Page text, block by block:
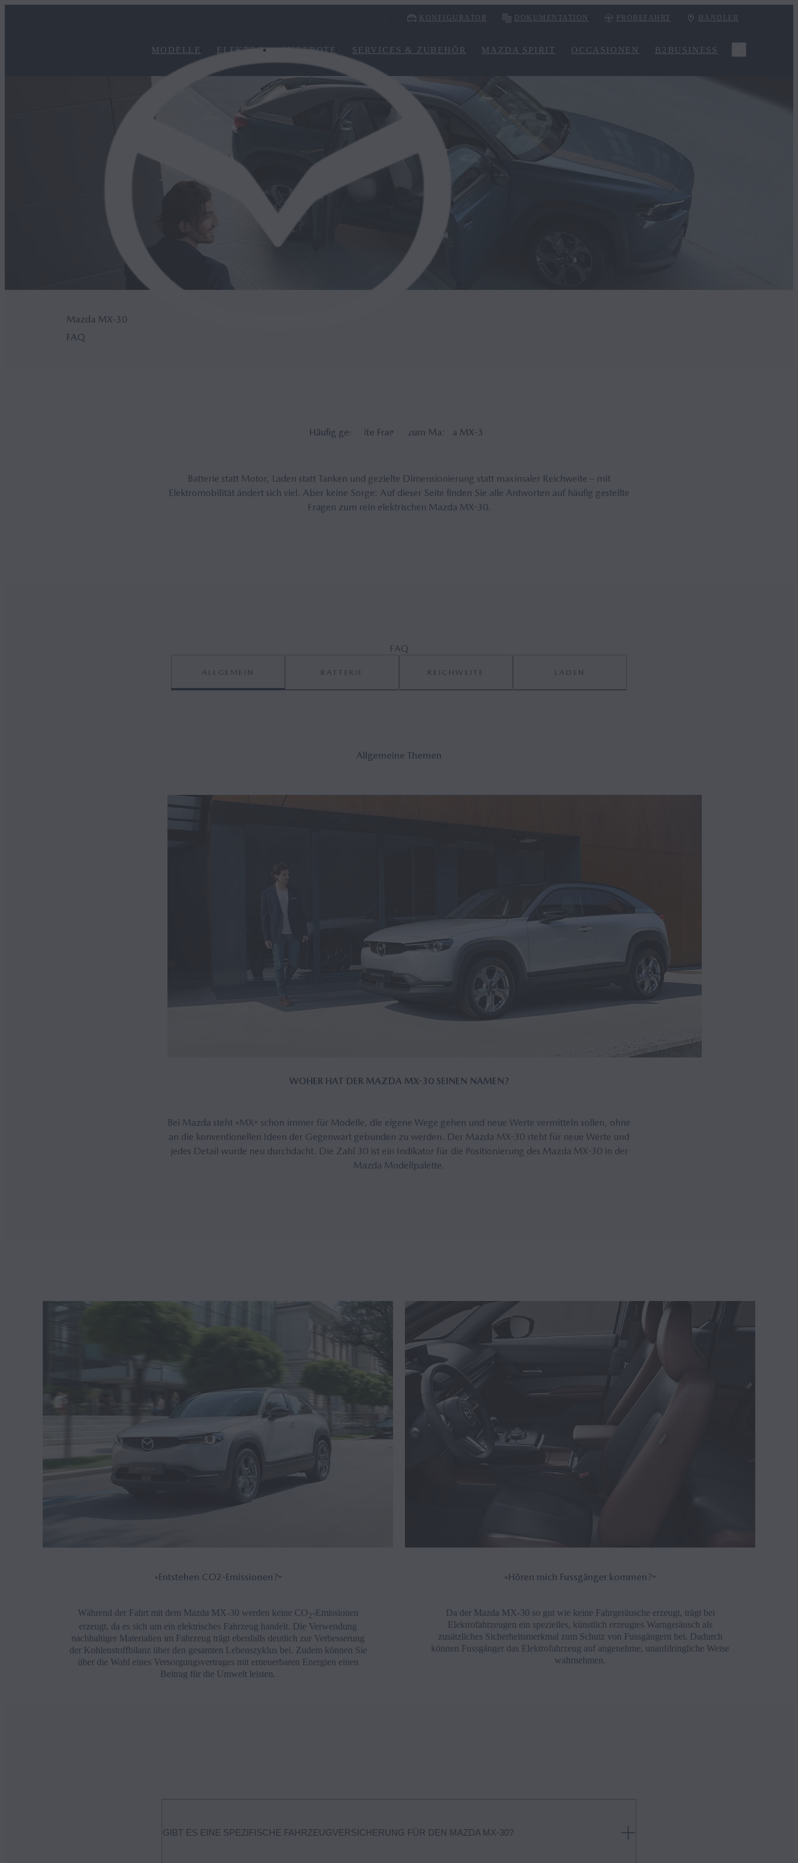
KONFIGURATOR DOKUMENTATION PROBEFAHRT HÄNDLER
MODELLE ELEKTRO ANGEBOTE SERVICES & ZUBEHÖR MAZDA SPIRIT OCCASIONEN B2BUSINESS
Mazda MX‑30
FAQ
Häu­fig ge­stell­te Fra­gen zum Mazda MX‑30
Batterie statt Motor, Laden statt Tanken und gezielte Dimensionierung statt maximaler Reichweite – mit
Elektromobilität ändert sich viel. Aber keine Sorge: Auf dieser Seite finden Sie alle Antworten auf häufig gestellte
Fragen zum rein elektrischen Mazda MX-30.
FAQ
ALLGEMEIN BATTERIE REICHWEITE LADEN
All­ge­mei­ne The­men
WOHER HAT DER MAZDA MX-30 SEINEN NAMEN?
Bei Mazda steht «MX» schon immer für Modelle, die eigene Wege gehen und neue Werte vermitteln sollen, ohne
an die konventionellen Ideen der Gegenwart gebunden zu werden. Der Mazda MX-30 steht für neue Werte und
jedes Detail wurde neu durchdacht. Die Zahl 30 ist ein Indikator für die Positionierung des Mazda MX-30 in der
Mazda Modellpalette.
«Entstehen CO2-Emissionen?»
Während der Fahrt mit dem Mazda MX-30 werden keine CO2 -Emissionen
erzeugt, da es sich um ein elektrisches Fahrzeug handelt. Die Verwendung
nachhaltiger Materialien im Fahrzeug trägt ebenfalls deutlich zur Verbesserung
der Kohlenstoffbilanz über den gesamten Lebenszyklus bei. Zudem können Sie
über die Wahl eines Versorgungsvertrages mit erneuerbaren Energien einen
Beitrag für die Umwelt leisten.
«Hören mich Fussgänger kommen?»
Da der Mazda MX-30 so gut wie keine Fahrgeräusche erzeugt, trägt bei
Elektrofahrzeugen ein spezielles, künstlich erzeugtes Warngeräusch als
zusätzliches Sicherheitsmerkmal zum Schutz von Fussgängern bei. Dadurch
können Fussgänger das Elektrofahrzeug auf angenehme, unaufdringliche Weise
wahrnehmen.
GIBT ES EINE SPEZIFISCHE FAHRZEUGVERSICHERUNG FÜR DEN MAZDA MX‑30?